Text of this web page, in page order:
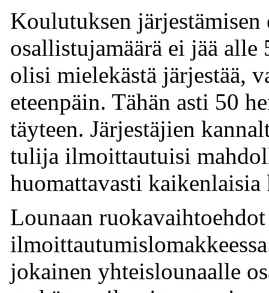
Koulutuksen järjestämisen
osallistujamäärä ei jää
olisi mielekästä järjestää,
eteenpäin. Tähän asti 50
täyteen. Järjestäjien
tulija ilmoittautuisi
huomattavasti
Lounaan
jokainen yhteislounaalle